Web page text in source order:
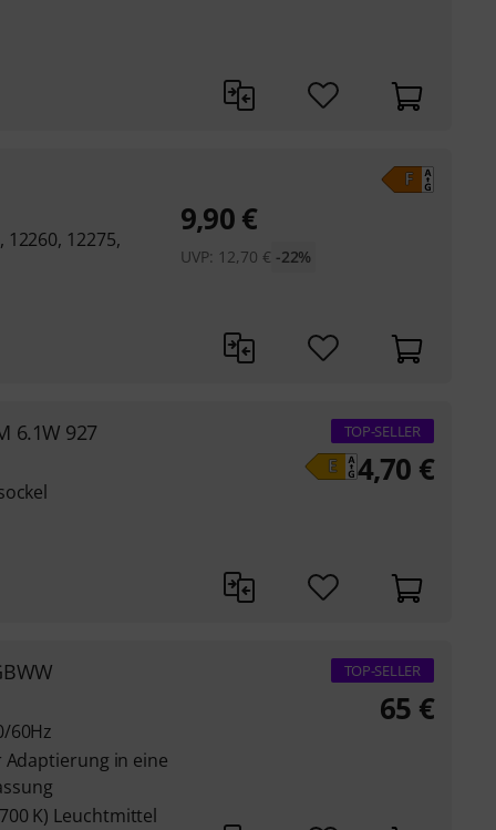
12275,
9,90€
UVP: 12,70 € -22%
6.1W 927 TOP-SELLER
4,70 €
60Hz
Adaptierung in eine
K) Leuchtmittel
TOP-SELLER
65 €